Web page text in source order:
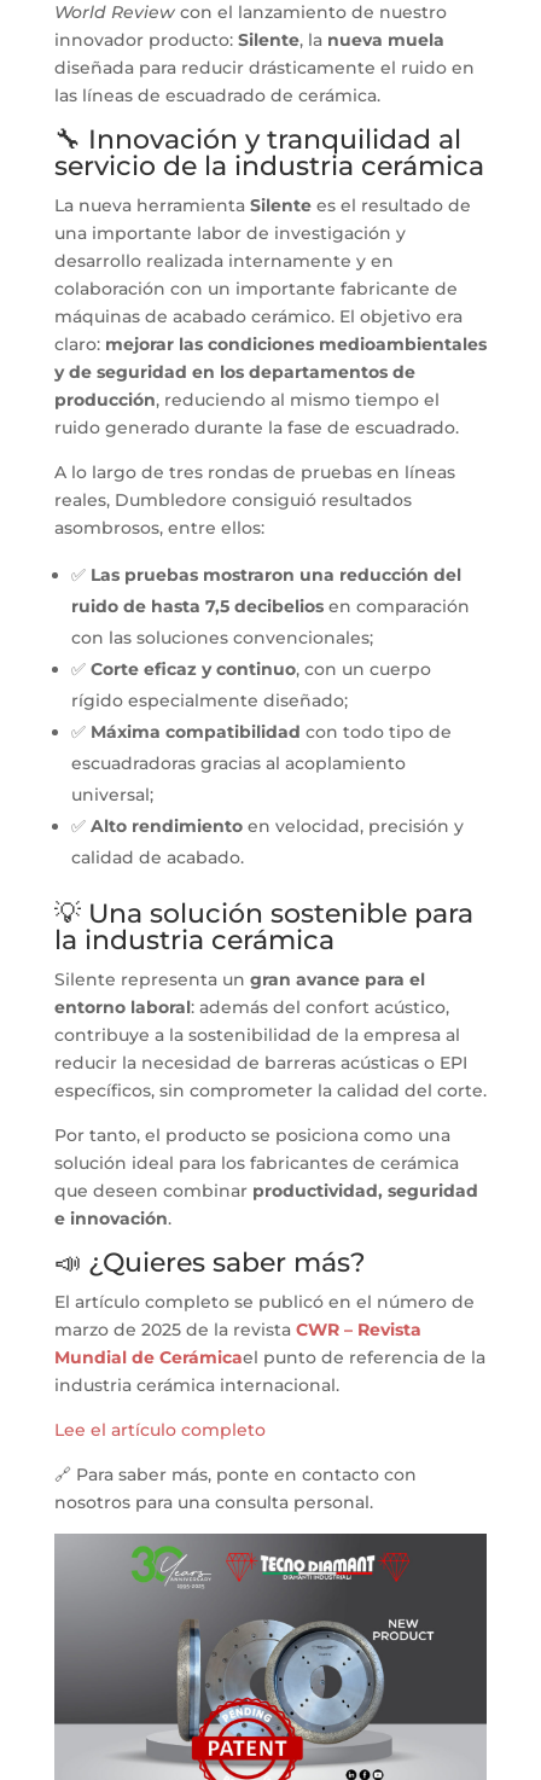
World Reviewcon el lanzamiento de nuestro
innovador producto: Silente, la nueva muela
diseñada para reducir drásticamente el ruido en
las líneas de escuadrado de cerámica.
🔧 Innovación y tranquilidad al
servicio de la industria cerámica
La nueva herramienta Silentees el resultado de
una importante labor de investigación y
desarrollo realizada internamente y en
colaboración con un importante fabricante de
máquinas de acabado cerámico. El objetivo era
claro: mejorar las condiciones medioambientales
y de seguridad en los departamentos de
producción, reduciendo al mismo tiempo el
ruido generado durante la fase de escuadrado.
A lo largo de tres rondas de pruebas en líneas
reales, Dumbledore consiguió resultados
asombrosos, entre ellos:
✅ Las pruebas mostraron una reducción del
ruido de hasta 7,5 decibeliosen comparación
con las soluciones convencionales;
✅ Corte eficaz y continuo, con un cuerpo
rígido especialmente diseñado;
✅ Máxima compatibilidad con todo tipo de
escuadradoras gracias al acoplamiento
universal;
✅ Alto rendimientoen velocidad, precisión y
calidad de acabado.
💡 Una solución sostenible para
la industria cerámica
Silente representa un gran avance para el
entorno laboral: además del confort acústico,
contribuye a la sostenibilidad de la empresa al
reducir la necesidad de barreras acústicas o EPI
específicos, sin comprometer la calidad del corte.
Por tanto, el producto se posiciona como una
solución ideal para los fabricantes de cerámica
que deseen combinar productividad, seguridad
e innovación.
📣 ¿Quieres saber más?
El artículo completo se publicó en el número de
marzo de 2025 de la revista CWR – Revista
Mundial de Cerámicael punto de referencia de la
industria cerámica internacional.
Lee el artículo completo
🔗 Para saber más, ponte en contacto con
nosotros para una consulta personal.